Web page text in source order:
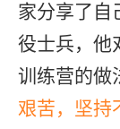
家分享了自
役士兵，他
训练营的做
艰苦，坚持